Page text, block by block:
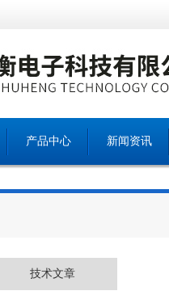
产品中心 新闻资讯
技术文章